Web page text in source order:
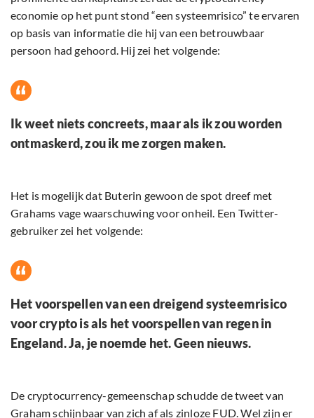
economie op het punt stond “een systeemrisico” te ervaren
op basis van informatie die hij van een betrouwbaar
persoon had gehoord. Hij zei het volgende:
Ik weet niets concreets, maar als ik zou worden
ontmaskerd, zou ik me zorgen maken.
Het is mogelijk dat Buterin gewoon de spot dreef met
Grahams vage waarschuwing voor onheil. Een Twitter-
gebruiker zei het volgende:
Het voorspellen van een dreigend systeemrisico
voor crypto is als het voorspellen van regen in
Engeland. Ja, je noemde het. Geen nieuws.
De cryptocurrency-gemeenschap schudde de tweet van
Graham schijnbaar van zich af als zinloze FUD. Wel zijn er